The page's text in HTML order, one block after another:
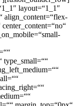
layout=“1_1″
align_content=“flex-
type_small=““